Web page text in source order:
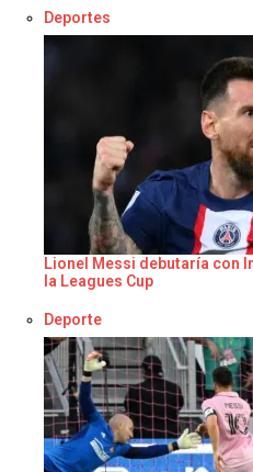
Respecto a
Deportes
Lionel Messi debutaría con
la Leagues Cup
Respecto a
Deporte